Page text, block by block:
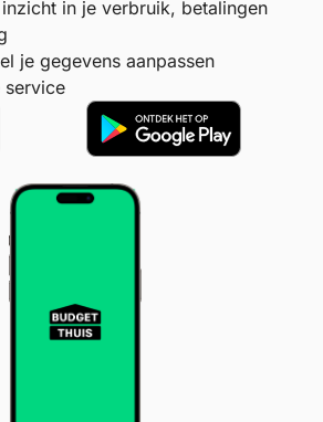
in je verbruik, betalingen
je gegevens aanpassen
service